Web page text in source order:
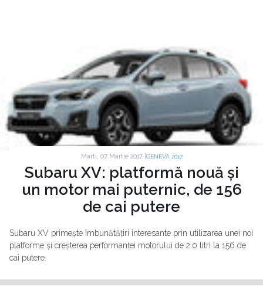
Marti, 07 Martie 2017 | GENEVA 2017
Subaru XV: platformă nouă și
un motor mai puternic, de 156
de cai putere
Subaru XV primește îmbunătățiri interesante prin utilizarea unei noi
platforme și creșterea performanței motorului de 2.0 litri la 156 de
cai putere.